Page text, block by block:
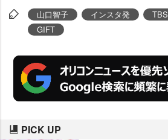
た。 山口智子 インスタ発 TBS
GIFT
PICK UP